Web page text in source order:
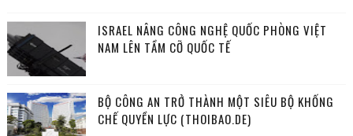
ISRAEL NÂNG CÔNG NGHỆ QUỐC PHÒNG VIỆT
NAM LÊN TẦM CỠ QUỐC TẾ
BỘ CÔNG AN TRỞ THÀNH MỘT SIÊU BỘ KHỐNG
CHẾ QUYỀN LỰC (THOIBAO.DE)